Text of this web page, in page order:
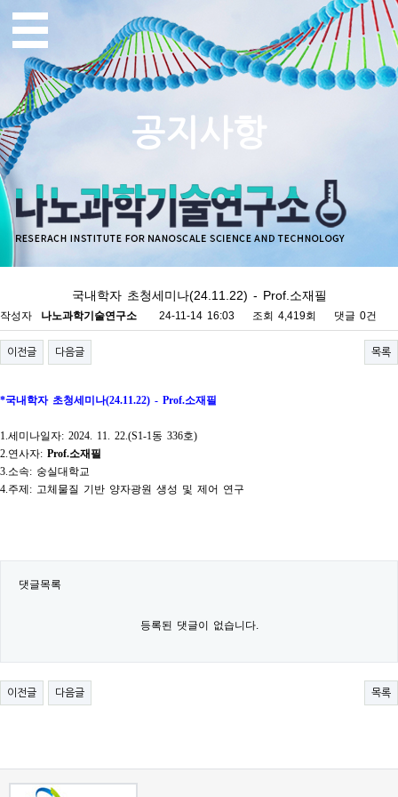
공지사항
국내학자 초청세미나(24.11.22) - Prof.소재필
작성자 나노과학기술연구소 24-11-14 16:03 조회 4,419회 댓글 0건
이전글 다음글 목록
*국내학자 초청세미나(24.11.22) - Prof.소재필
1.세미나일자: 2024. 11. 22.(S1-1동 336호)
2.연사자: Prof.소재필
3.소속: 숭실대학교
4.주제 : 고체물질 기반 양자광원 생성 및 제어 연구
댓글목록
등록된 댓글이 없습니다.
이전글 다음글 목록